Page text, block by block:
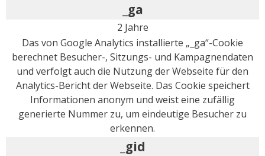
_ga
2 Jahre
Das von Google Analytics installierte „_ga“-Cookie
berechnet Besucher-, Sitzungs- und Kampagnendaten
und verfolgt auch die Nutzung der Webseite für den
Analytics-Bericht der Webseite. Das Cookie speichert
Informationen anonym und weist eine zufällig
generierte Nummer zu, um eindeutige Besucher zu
erkennen.
_gid